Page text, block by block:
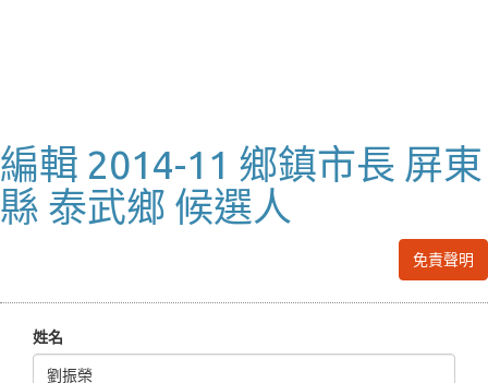
編輯 2014-11 鄉鎮市長 屏東
縣 泰武鄉 候選人
免責聲明
姓名